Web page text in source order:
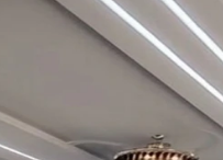
ممتازين في الديكورات الخشبية
والشيبورد ، انصح فيهم.